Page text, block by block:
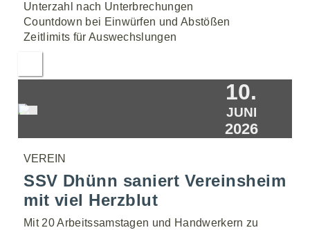
Unterzahl nach Unterbrechungen
Countdown bei Einwürfen und Abstößen
Zeitlimits für Auswechslungen
10.
JUNI
2026
VEREIN
SSV Dhünn saniert Vereinsheim
mit viel Herzblut
Mit 20 Arbeitssamstagen und Handwerkern zu